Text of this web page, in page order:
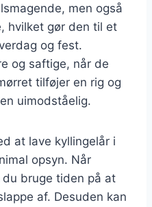
men også
hvilket gør den til et
og fest.
og saftige, når de
tilføjer en rig og
uimodståelig.
at lave kyllingelår i
opsyn. Når
du bruge tiden på at
af. Desuden kan